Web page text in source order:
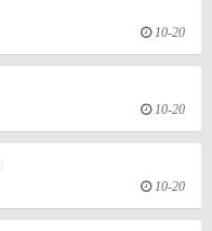
10-20
10-20
10-20